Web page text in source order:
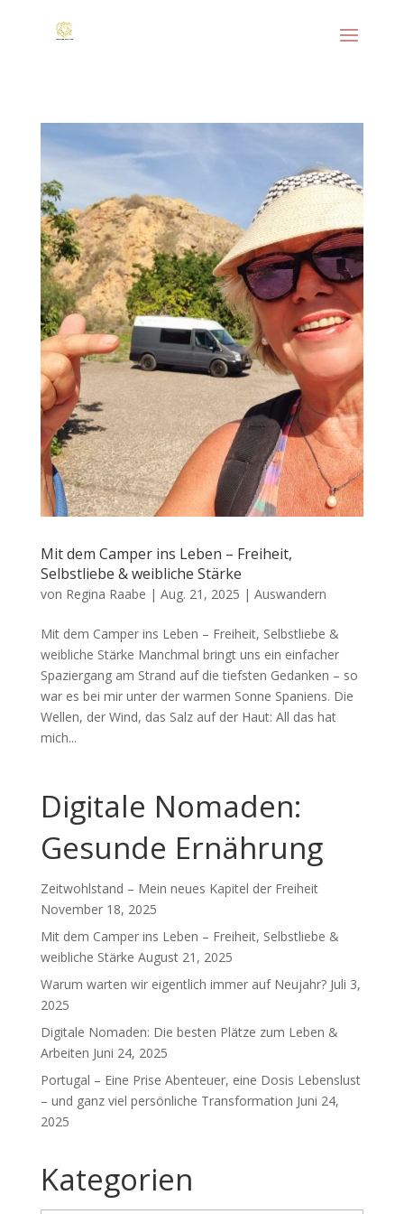
Mit dem Camper ins Leben – Freiheit,
Selbstliebe & weibliche Stärke
von Regina Raabe | Aug. 21, 2025 | Auswandern
Mit dem Camper ins Leben – Freiheit, Selbstliebe &
weibliche Stärke Manchmal bringt uns ein einfacher
Spaziergang am Strand auf die tiefsten Gedanken – so
war es bei mir unter der warmen Sonne Spaniens. Die
Wellen, der Wind, das Salz auf der Haut: All das hat
mich...
Digitale Nomaden:
Gesunde Ernährung
Zeitwohlstand – Mein neues Kapitel der Freiheit
November 18, 2025
Mit dem Camper ins Leben – Freiheit, Selbstliebe &
weibliche Stärke August 21, 2025
Warum warten wir eigentlich immer auf Neujahr? Juli 3,
2025
Digitale Nomaden: Die besten Plätze zum Leben &
Arbeiten Juni 24, 2025
Portugal – Eine Prise Abenteuer, eine Dosis Lebenslust
– und ganz viel persönliche Transformation Juni 24,
2025
Kategorien